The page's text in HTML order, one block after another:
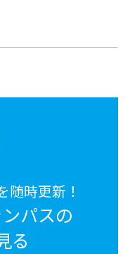
随時更新！
パスの
る